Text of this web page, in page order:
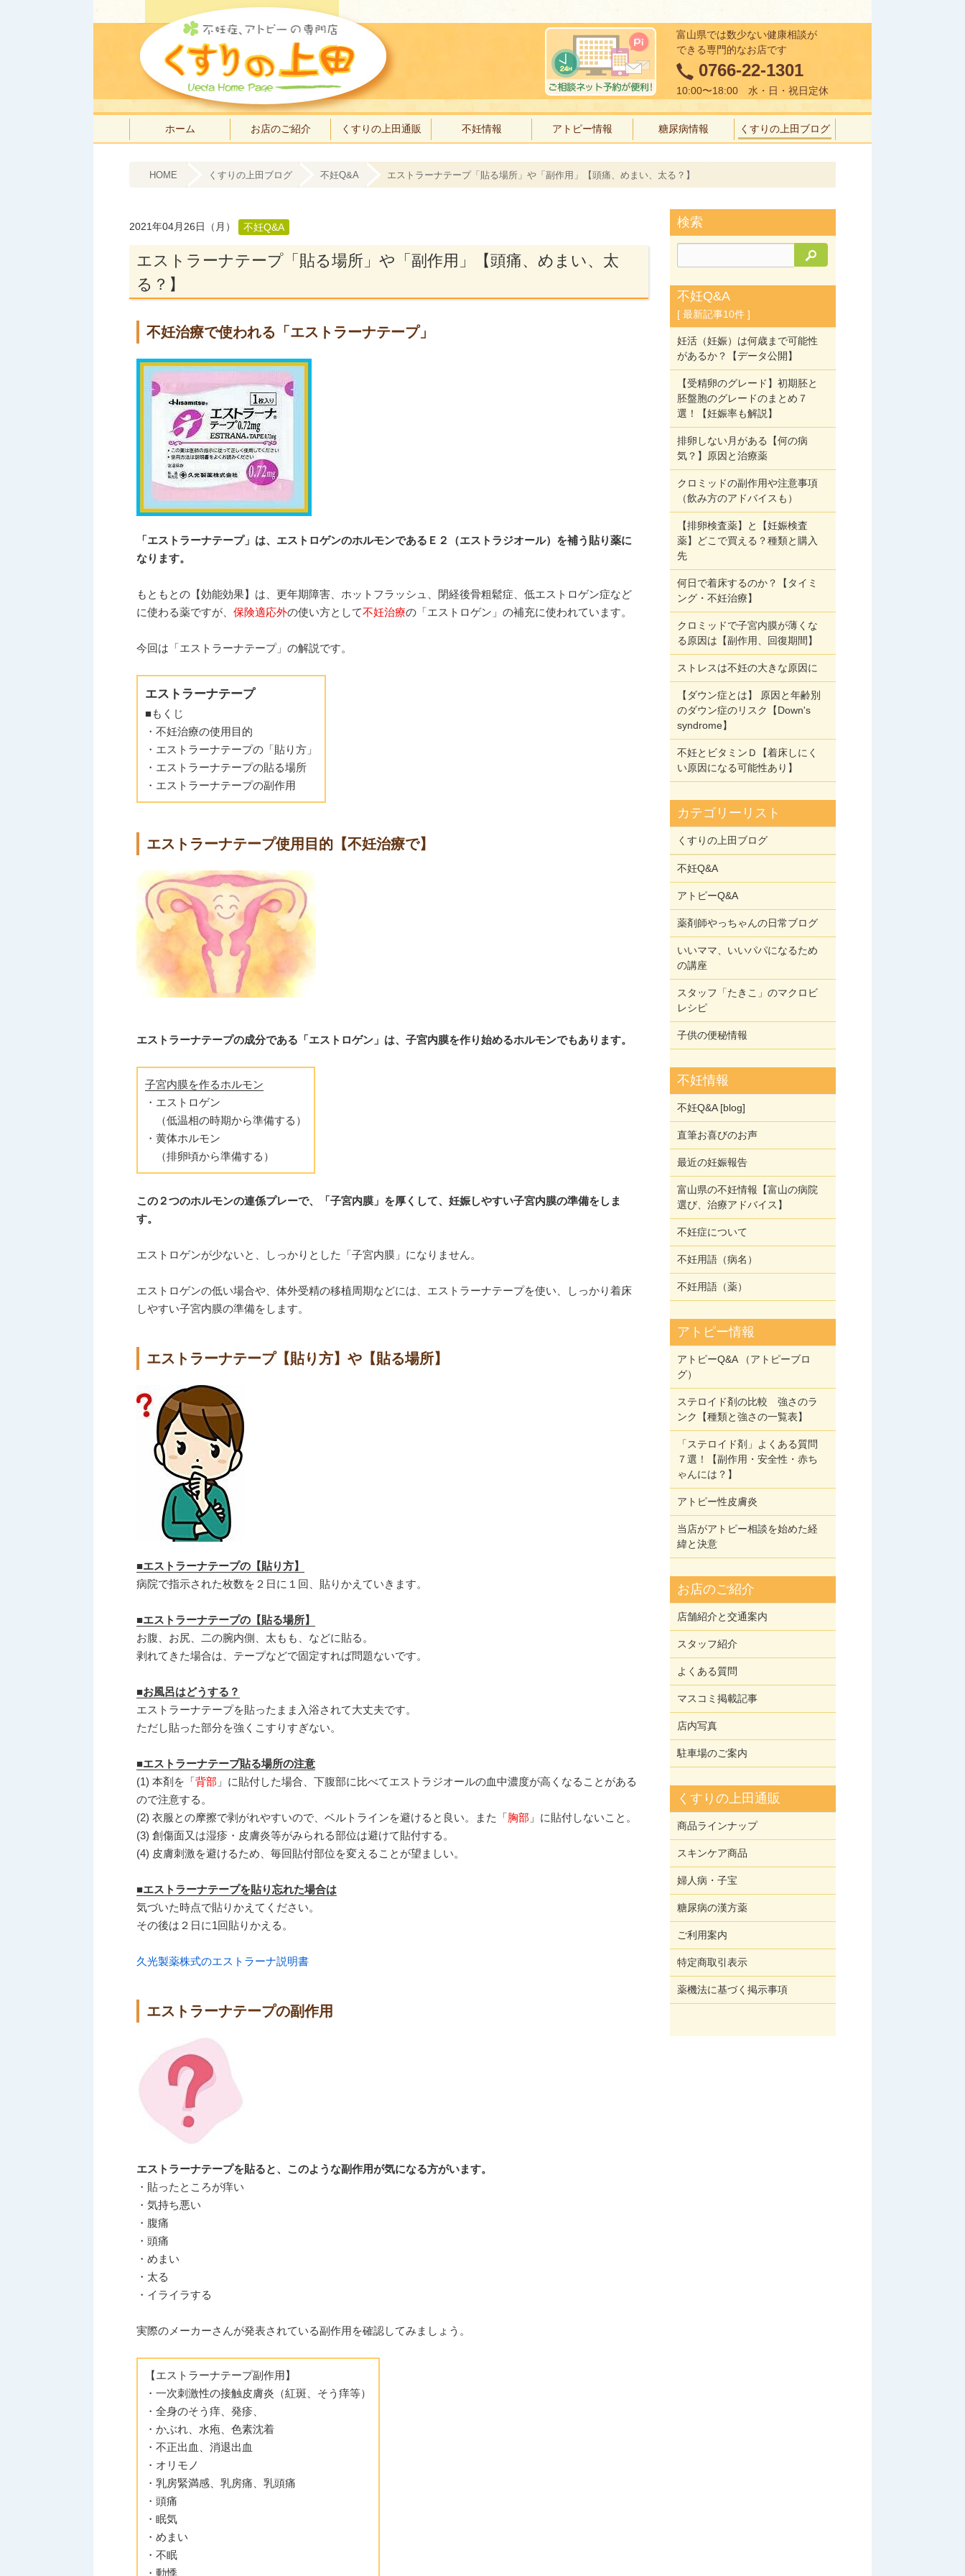
富山県では数少ない健康相談が
できる専門的なお店です
0766-22-1301
10:00〜18:00 水・日・祝日定休
ホーム お店のご紹介 くすりの上田通販 不妊情報 アトピー情報 糖尿病情報 くすりの上田ブログ
HOME くすりの上田ブログ 不妊Q&A エストラーナテープ「貼る場所」や「副作用」【頭痛、めまい、太る？】
2021年04月26日（月） 不妊Q&A
エストラーナテープ「貼る場所」や「副作用」【頭痛、めまい、太
る？】
不妊治療で使われる「エストラーナテープ」
「エストラーナテープ」は、エストロゲンのホルモンであるＥ２（エストラジオール）を補う貼り薬に
なります。
もともとの【効能効果】は、更年期障害、ホットフラッシュ、閉経後骨粗鬆症、低エストロゲン症など
に使わる薬ですが、 保険適応外の使い方として不妊治療の「エストロゲン」の補充に使われています。
今回は「エストラーナテープ」の解説です。
エストラーナテープ
■もくじ
・不妊治療の使用目的
・エストラーナテープの「貼り方」
・エストラーナテープの貼る場所
・エストラーナテープの副作用
エストラーナテープ使用目的【不妊治療で】
エストラーナテープの成分である「エストロゲン」は、子宮内膜を作り始めるホルモンでもあります。
子宮内膜を作るホルモン
・エストロゲン
（低温相の時期から準備する）
・黄体ホルモン
（排卵頃から準備する）
この２つのホルモンの連係プレーで、「子宮内膜」を厚くして、妊娠しやすい子宮内膜の準備をしま
す。
エストロゲンが少ないと、しっかりとした「子宮内膜」になりません。
エストロゲンの低い場合や、体外受精の移植周期などには、エストラーナテープを使い、しっかり着床
しやすい子宮内膜の準備をします。
エストラーナテープ【貼り方】や【貼る場所】
■エストラーナテープの【貼り方】
病院で指示された枚数を２日に１回、貼りかえていきます。
■エストラーナテープの【貼る場所】
お腹、お尻、二の腕内側、太もも、などに貼る。
剥れてきた場合は、テープなどで固定すれば問題ないです。
■お風呂はどうする？
エストラーナテープを貼ったまま入浴されて大丈夫です。
ただし貼った部分を強くこすりすぎない。
■エストラーナテープ貼る場所の注意
(1) 本剤を「背部 」に貼付した場合、下腹部に比べてエストラジオールの血中濃度が高くなることがある
ので注意する。
(2) 衣服との摩擦で剥がれやすいので、ベルトラインを避けると良い。また「胸部 」に貼付しないこと。
(3) 創傷面又は湿疹・皮膚炎等がみられる部位は避けて貼付する。
(4) 皮膚刺激を避けるため、毎回貼付部位を変えることが望ましい。
■エストラーナテープを貼り忘れた場合は
気づいた時点で貼りかえてください。
その後は２日に1回貼りかえる。
久光製薬株式のエストラーナ説明書
エストラーナテープの副作用
エストラーナテープを貼ると、このような副作用が気になる方がいます。
・貼ったところが痒い
・気持ち悪い
・腹痛
・頭痛
・めまい
・太る
・イライラする
実際のメーカーさんが発表されている副作用を確認してみましょう。
【エストラーナテープ副作用】
・一次刺激性の接触皮膚炎（紅斑、そう痒等）
・全身のそう痒、発疹、
・かぶれ、水疱、色素沈着
・不正出血、消退出血
・オリモノ
・乳房緊満感、乳房痛、乳頭痛
・頭痛
・眠気
・めまい
・不眠
・動悸
検索
検索
不妊Q&A
[ 最新記事10件 ]
妊活（妊娠）は何歳まで可能性
があるか？【データ公開】
【受精卵のグレード】初期胚と
胚盤胞のグレードのまとめ７
選！【妊娠率も解説】
排卵しない月がある【何の病
気？】原因と治療薬
クロミッドの副作用や注意事項
（飲み方のアドバイスも）
【排卵検査薬】と【妊娠検査
薬】どこで買える？種類と購入
先
何日で着床するのか？【タイミ
ング・不妊治療】
クロミッドで子宮内膜が薄くな
る原因は【副作用、回復期間】
ストレスは不妊の大きな原因に
【ダウン症とは】 原因と年齢別
のダウン症のリスク【Down's
syndrome】
不妊とビタミンＤ【着床しにく
い原因になる可能性あり】
カテゴリーリスト
くすりの上田ブログ
不妊Q&A
アトピーQ&A
薬剤師やっちゃんの日常ブログ
いいママ、いいパパになるため
の講座
スタッフ「たきこ」のマクロビ
レシピ
子供の便秘情報
不妊情報
不妊Q&A [blog]
直筆お喜びのお声
最近の妊娠報告
富山県の不妊情報【富山の病院
選び、治療アドバイス】
不妊症について
不妊用語（病名）
不妊用語（薬）
アトピー情報
アトピーQ&A （アトピーブロ
グ）
ステロイド剤の比較 強さのラ
ンク【種類と強さの一覧表】
「ステロイド剤」よくある質問
７選！【副作用・安全性・赤ち
ゃんには？】
アトピー性皮膚炎
当店がアトピー相談を始めた経
緯と決意
お店のご紹介
店舗紹介と交通案内
スタッフ紹介
よくある質問
マスコミ掲載記事
店内写真
駐車場のご案内
くすりの上田通販
商品ラインナップ
スキンケア商品
婦人病・子宝
糖尿病の漢方薬
ご利用案内
特定商取引表示
薬機法に基づく掲示事項